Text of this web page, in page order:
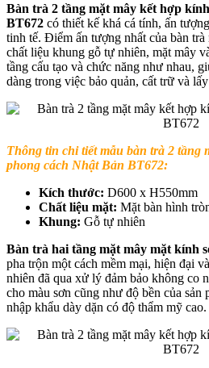
Bàn trà 2 tầng mặt mây kết hợp
BT672 có thiết kế khá cá tính, ấn
tinh tế. Điểm ấn tượng nhất của bàn
chất liệu khung gỗ tự nhiên, mặt mây
tầng cấu tạo và chức năng như nhau,
dàng trong việc bảo quản, cất trữ và
Thông tin chi tiết mẫu bàn trà 2 tầng
phong cách Nhật Bản BT672:
Kích thước: D600 x H550mm
Chất liệu mặt: Mặt bàn hình
Khung: Gỗ tự nhiên
Bàn trà hai tầng mặt mây mặt kính
pha trộn một cách mềm mại, hiện đại
nhiên đã qua xử lý đảm bảo không co
cho màu sơn cũng như độ bền của
nhập khẩu dày dặn có độ thẩm mỹ cao.